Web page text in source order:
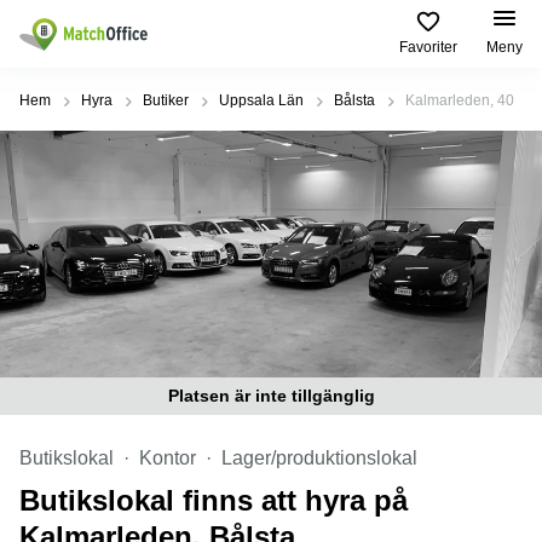
Favoriter Meny
Hyra / hyra ut
Kontorshotell
Coworking
space
Städer
Stockholm
Göteborg
Malmö
sökningar
Kontorshotell
Stockholm
Hyra lokal
Stockholm
Göteborg
Coworking
Malmö
Om oss
Bli hyresvärd
Logga in
Hem Hyra Butiker Uppsala Län Bålsta Kalmarleden, 40
Platsen är inte tillgänglig
Butikslokal Kontor Lager/produktionslokal
Butikslokal finns att hyra på